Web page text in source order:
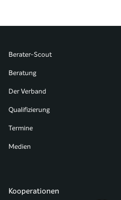
Berater-Scout
Beratung
Der Verband
Qualifizierung
Termine
Medien
Kooperationen